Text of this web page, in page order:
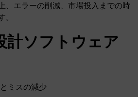
、エラーの削減、市場投入までの時
。
計ソフトウェア
ミスの減少